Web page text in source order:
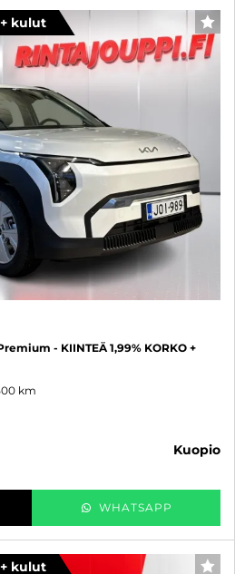
kulut
- KIINTEÄ 1,99% KORKO +
km
kuopio
WHATSAPP
kulut